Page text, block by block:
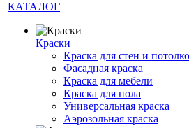
КАТАЛОГ
Краски
Краска для стен и
Фасадная краска
Краска для мебели
Краска для пола
Универсальная краска
Аэрозольная краска